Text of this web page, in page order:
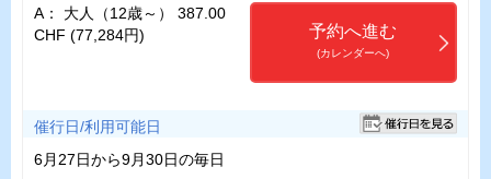
A： 大人（12歳～） 387.00
CHF (77,284円)
予約へ進む
(カレンダーへ)
催行日/利用可能日
6月27日から9月30日の毎日